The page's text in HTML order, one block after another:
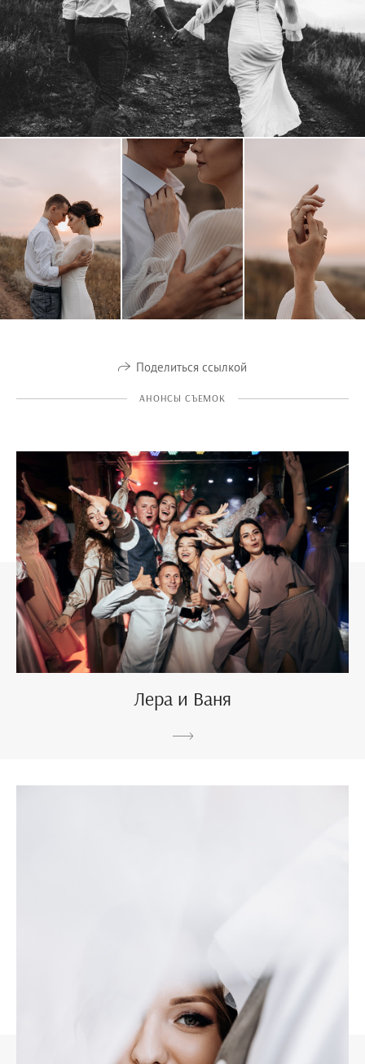
Поделиться ссылкой
АНОНСЫ СЪЕМОК
Лера и Ваня